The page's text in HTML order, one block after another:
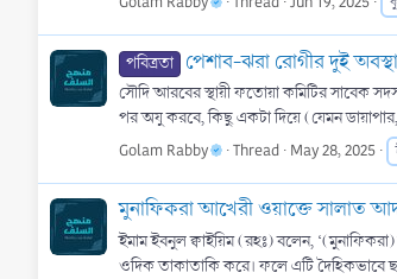
পবিত্রতা পেশাব-ঝরা রোগীর দুই অবস্থা
সৌদি আরবের স্থায়ী ফতোয়া কমিটির সাবেক
পর অযু করবে, কিছু একটা দিয়ে (যেমন
Golam Rabby Thread May 28, 2025
মুনাফিকরা আখেরী ওয়াক্তে সালাত
ইমাম ইবনুল ক্বাইয়িম (রহঃ) বলেন,
ওদিক তাকাতাকি করে। ফলে এটি দৈহিকভাবে